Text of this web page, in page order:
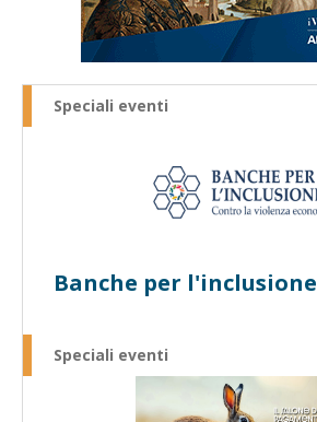
Speciali eventi
Banche per l'inclusione
Speciali eventi